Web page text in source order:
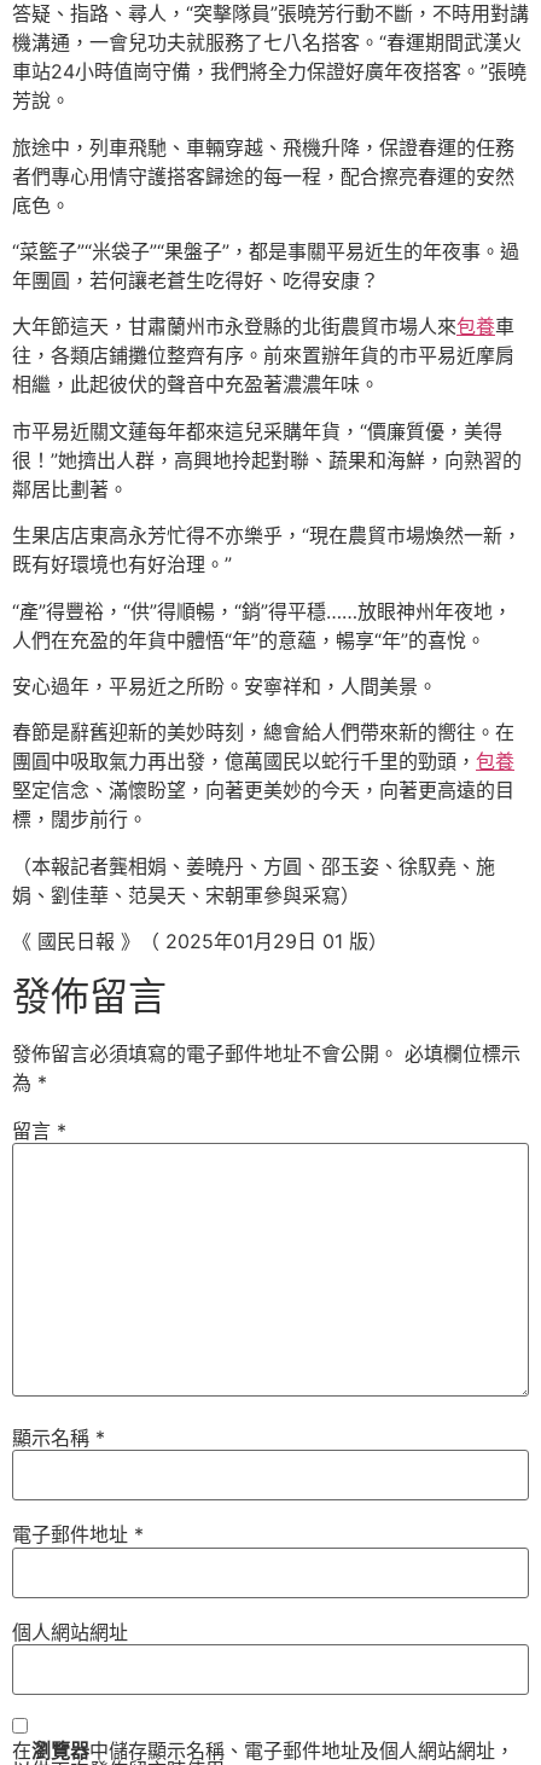
答疑、指路、尋人，“突擊隊員”張曉芳行動不斷，不時用對講
機溝通，一會兒功夫就服務了七八名搭客。“春運期間武漢火
車站24小時值崗守備，我們將全力保證好廣年夜搭客。”張曉
芳說。
旅途中，列車飛馳、車輛穿越、飛機升降，保證春運的任務
者們專心用情守護搭客歸途的每一程，配合擦亮春運的安然
底色。
“菜籃子”“米袋子”“果盤子”，都是事關平易近生的年夜事。過
年團圓，若何讓老蒼生吃得好、吃得安康？
大年節這天，甘肅蘭州市永登縣的北街農貿市場人來包養車
往，各類店鋪攤位整齊有序。前來置辦年貨的市平易近摩肩
相繼，此起彼伏的聲音中充盈著濃濃年味。
市平易近關文蓮每年都來這兒采購年貨，“價廉質優，美得
很！”她擠出人群，高興地拎起對聯、蔬果和海鮮，向熟習的
鄰居比劃著。
生果店店東高永芳忙得不亦樂乎，“現在農貿市場煥然一新，
既有好環境也有好治理。”
“產”得豐裕，“供”得順暢，“銷”得平穩……放眼神州年夜地，
人們在充盈的年貨中體悟“年”的意蘊，暢享“年”的喜悅。
安心過年，平易近之所盼。安寧祥和，人間美景。
春節是辭舊迎新的美妙時刻，總會給人們帶來新的嚮往。在
團圓中吸取氣力再出發，億萬國民以蛇行千里的勁頭， 包養
堅定信念、滿懷盼望，向著更美妙的今天，向著更高遠的目
標，闊步前行。
（本報記者龔相娟、姜曉丹、方圓、邵玉姿、徐馭堯、施
娟、劉佳華、范昊天、宋朝軍參與采寫）
《 國民日報 》（ 2025年01月29日 01 版）
發佈留言
發佈留言必須填寫的電子郵件地址不會公開。 必填欄位標示
為 *
留言 *
顯示名稱 *
電子郵件地址 *
個人網站網址
在瀏覽器中儲存顯示名稱、電子郵件地址及個人網站網址，